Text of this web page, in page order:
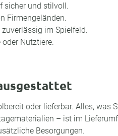
sicher und stilvoll.
Firmengeländen.
im Spielfeld.
Nutztiere.
oder lieferbar. Alles, was
– ist im
Besorgungen.